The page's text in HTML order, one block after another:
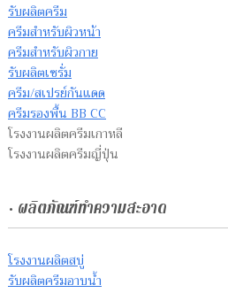
รับผลิตครีม
ครีมสำหรับผิวหน้า
ครีมสำหรับผิวกาย
รับผลิตเซรั่ม
ครีม/สเปรย์กันแดด
ครีมรองพื้น BB CC
โรงงานผลิตครีมเกาหลี
โรงงานผลิตครีมญี่ปุ่น
• ผลิตภัณฑ์ทำความสะอาด
โรงงานผลิตสบู่
รับผลิตครีมอาบน้ำ